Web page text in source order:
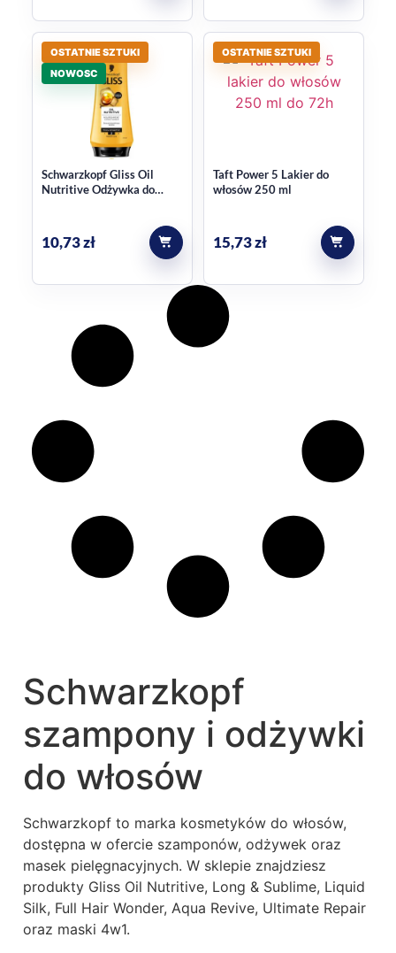
OSTATNIE SZTUKI
NOWOSC
Schwarzkopf Gliss Oil
Nutritive Odżywka do
10,73zł
OSTATNIE SZTUKI
Taft Power 5 Lakier do
włosów 250 ml
15,73zł
Schwarzkopf
szampony i odżywki
do włosów
Schwarzkopf to marka kosmetyków do włosów,
dostępna w ofercie szamponów, odżywek oraz
masek pielęgnacyjnych. W sklepie znajdziesz
produkty Gliss Oil Nutritive, Long & Sublime, Liquid
Silk, Full Hair Wonder, Aqua Revive, Ultimate Repair
oraz maski 4w1.